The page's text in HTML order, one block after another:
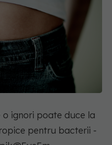
ignori poate duce la
pentru bacterii -